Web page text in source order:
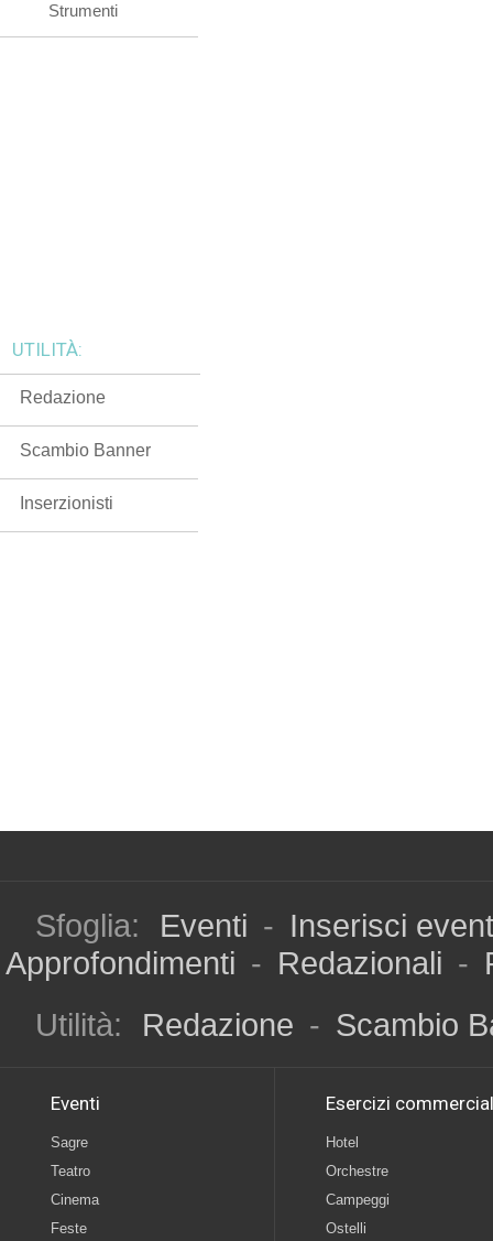
Strumenti
UTILITÀ:
Redazione
Scambio Banner
Inserzionisti
Sfoglia: Eventi - Inserisci
Approfondimenti - Redazionali -
Utilità:
Redazione - Scambio
Eventi
Sagre
Teatro
Cinema
Feste
Esercizi
Hotel
Orchestre
Campeggi
Ostelli